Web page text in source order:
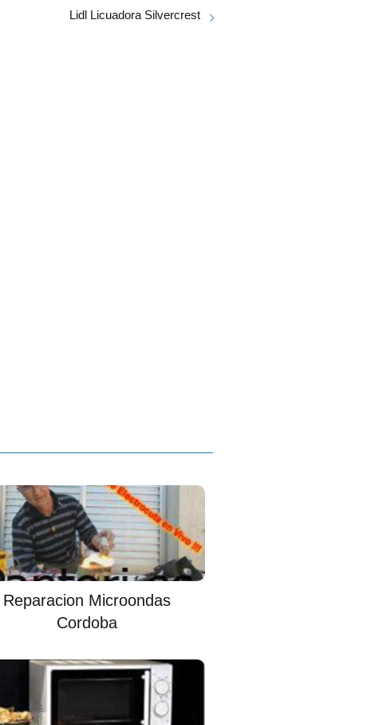
Lidl Licuadora Silvercrest
Reparacion Microondas
Cordoba